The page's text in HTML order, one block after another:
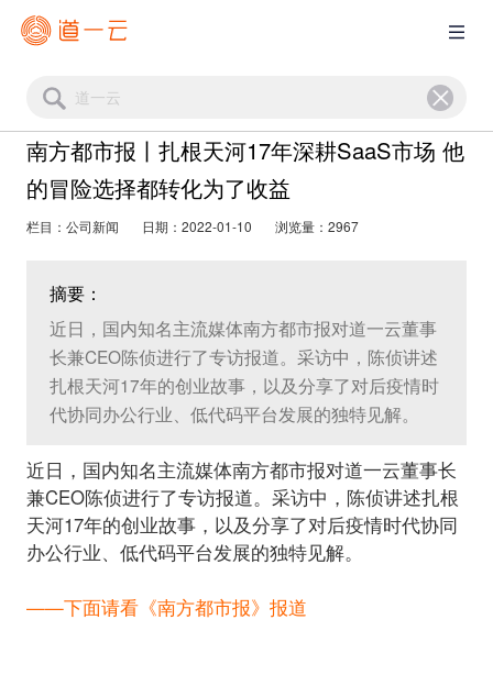
南方都市报丨扎根天河17年深耕SaaS市场 他
的冒险选择都转化为了收益
栏目：公司新闻 日期：2022-01-10 浏览量：2967
摘要：
近日，国内知名主流媒体南方都市报对道一云董事
长兼CEO陈侦进行了专访报道。采访中，陈侦讲述
扎根天河17年的创业故事，以及分享了对后疫情时
代协同办公行业、低代码平台发展的独特见解。
近日，国内知名主流媒体南方都市报对道一云董事长
兼CEO陈侦进行了专访报道。采访中，陈侦讲述扎根
天河17年的创业故事，以及分享了对后疫情时代协同
办公行业、低代码平台发展的独特见解。
——下面请看《南方都市报》报道